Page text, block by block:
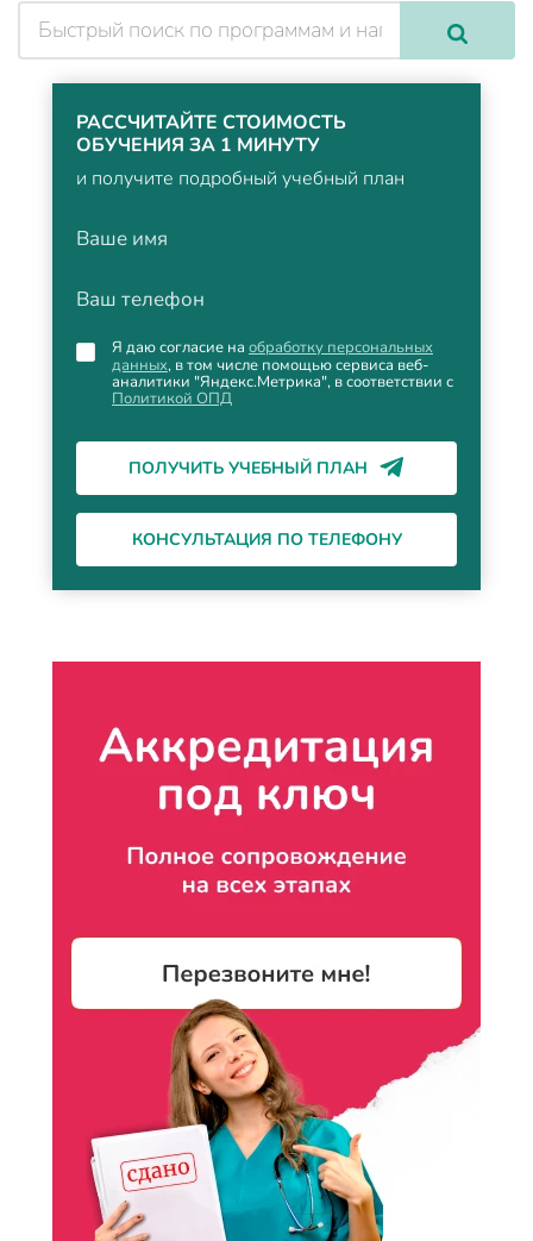
РАССЧИТАЙТЕ СТОИМОСТЬ
ОБУЧЕНИЯ ЗА 1 МИНУТУ
и получите подробный учебный план
Ваше имя
Ваш телефон
Я даю согласие на обработку персональных
данных, в том числе помощью сервиса веб-
аналитики "Яндекс.Метрика", в соответствии с
Политикой ОПД
ПОЛУЧИТЬ УЧЕБНЫЙ ПЛАН
КОНСУЛЬТАЦИЯ ПО ТЕЛЕФОНУ